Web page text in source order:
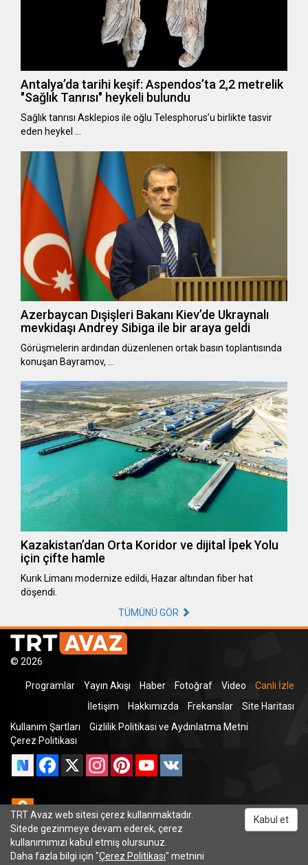
Antalya’da tarihi keşif: Aspendos’ta 2,2 metrelik
"Sağlık Tanrısı" heykeli bulundu
Sağlık tanrısı Asklepios ile oğlu Telesphorus’u birlikte tasvir
eden heykel …
Azerbaycan Dışişleri Bakanı Kiev’de Ukraynalı
mevkidaşı Andrey Sibiga ile bir araya geldi
Görüşmelerin ardından düzenlenen ortak basın toplantısında
konuşan Bayramov, …
Kazakistan’dan Orta Koridor ve dijital İpek Yolu
için çifte hamle
Kurık Limanı modernize edildi, Hazar altından fiber hat
döşendi.
TÜMÜNÜ GÖR
© 2026
Programlar Yayın Akışı Haber Fotoğraf Video
Canlı İzle
İletişim
Hakkımızda Frekanslar
Site Haritası
Kullanım Şartları
Gizlilik Politikası ve Aydınlatma Metni
Çerez Politikası
Facebook
X InstagramPinterestYouTube
Odnoklassniki
TRT Avaz web sitesi çerez kullanmaktadır.
Sitede gezinmeye devam ederek, çerez
kullanımımızı kabul etmiş olursunuz.
Daha fazla bilgi için "Çerez Politikası" metnini
Kabul et